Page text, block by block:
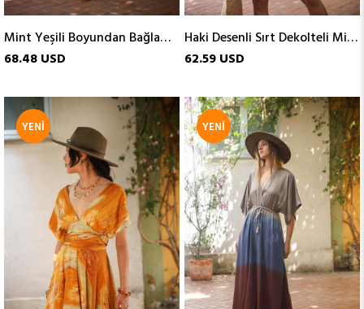
Mint Yeşili Boyundan Bağlamalı Kısa İpek Elbise
68.48 USD
Haki Desenli Sırt Dekolteli Mini İpek Elbise
62.59 USD
YENI YENI
ÜRÜN